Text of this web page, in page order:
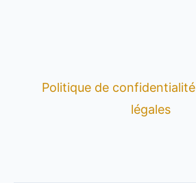
Politique de confidentialité
légales